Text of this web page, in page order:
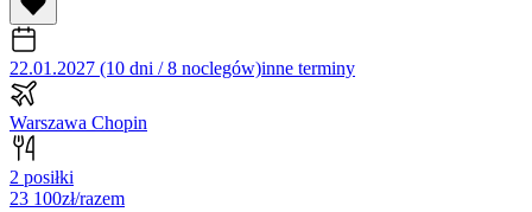
22.01.2027 (10 dni / 8 noclegów)inne terminy
Warszawa Chopin
2 posiłki
23 100zł/razem